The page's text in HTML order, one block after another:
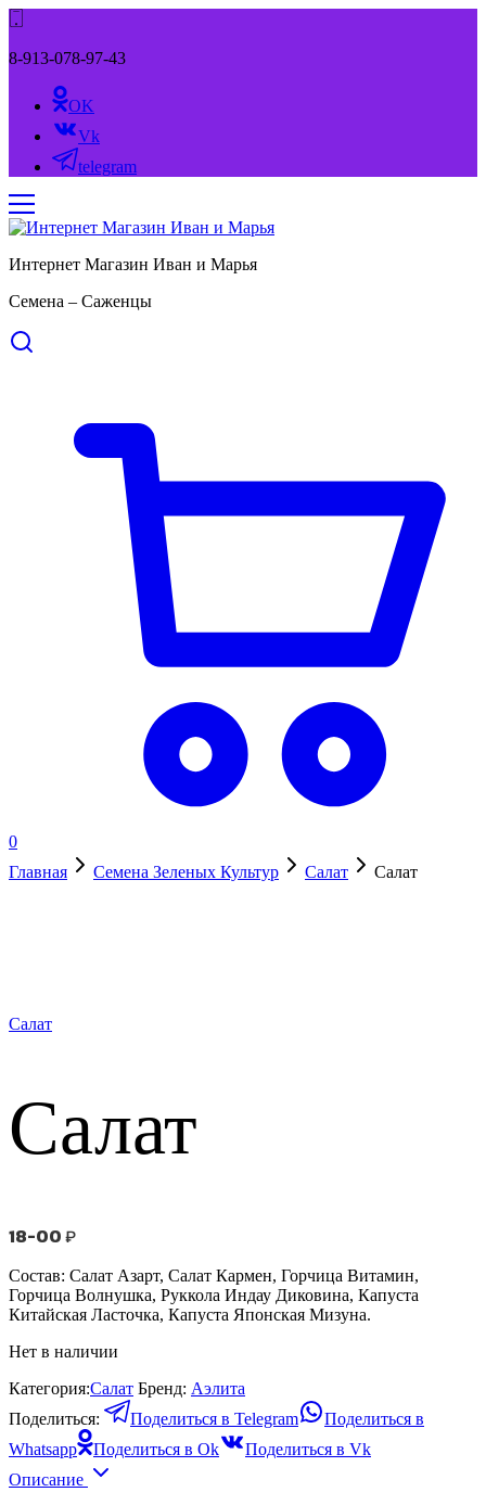
8-913-078-97-43
OK
Vk
telegram
Интернет Магазин Иван и Марья
Семена – Саженцы
0
Главная
Семена Зеленых Культур Салат Салат
Салат
Салат
18-00₽
Состав: Салат Азарт, Салат Кармен, Горчица Витамин,
Горчица Волнушка, Руккола Индау Диковина, Капуста
Китайская Ласточка, Капуста Японская Мизуна.
Нет в наличии
Категория:Салат Бренд: Аэлита
Поделиться:
Поделиться в Telegram
Поделиться в
Whatsapp
Поделиться в Ok
Поделиться в Vk
Описание